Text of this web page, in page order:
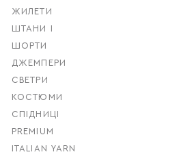
ЖИЛЕТИ
ШТАНИ І
ШОРТИ
ДЖЕМПЕРИ
СВЕТРИ
КОСТЮМИ
СПІДНИЦІ
PREMIUM
ITALIAN YARN